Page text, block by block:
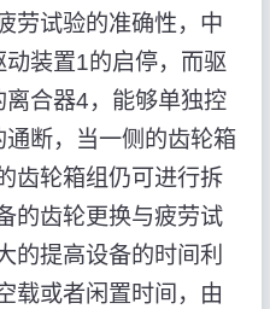
劳试验的准确性，中
装置1的启停，而驱
合器4，能够单独控
断，当一侧的齿轮箱
齿轮箱组仍可进行拆
的齿轮更换与疲劳试
的提高设备的时间利
载或者闲置时间，由